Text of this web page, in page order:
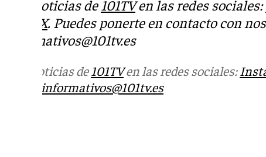
Más noticias de 101TVen las redes sociales:
X. Puedes ponerte en contacto con
informativos@101tv.es
Más noticias de 101TVen las redes sociales:
informativos@101tv.es